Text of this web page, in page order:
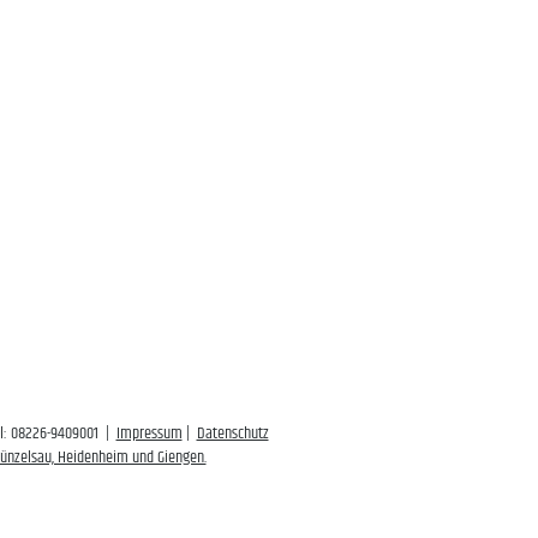
08226-9409001 |Impressum|Datenschutz
Heidenheim und Giengen.